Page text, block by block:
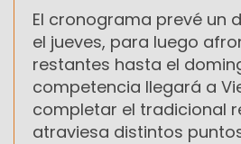
El cronograma prevé un
el jueves, para luego
restantes hasta el
competencia llegará a
completar el tradicional
atraviesa distintos